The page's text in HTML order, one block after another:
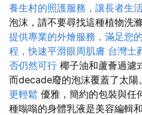
養生村的照護服務，讓長者生
泡沫，請不要尋找這種植物洗
提供專業的外燴服務，滿足您
程，快速平滑眼周肌膚 台灣土
否仍然可行 椰子油和蘆薈過濾
而decade廢的泡沫覆蓋了太陽
更輕鬆 優雅，簡約的包裝與任
種嗡嗡的身體乳液是美容編輯